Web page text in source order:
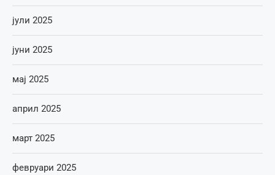
јули 2025
јуни 2025
мај 2025
април 2025
март 2025
февруари 2025